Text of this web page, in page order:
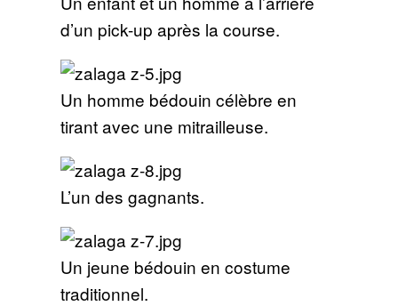
d’un pick-up après la course.
Un homme bédouin célèbre en
tirant avec une mitrailleuse.
L’un des gagnants.
Un jeune bédouin en costume
traditionnel.